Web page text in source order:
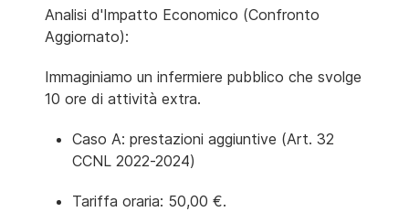
Analisi d'Impatto Economico (Confronto
Aggiornato):
Immaginiamo un infermiere pubblico che svolge
10 ore di attività extra.
Caso A: prestazioni aggiuntive (Art. 32
CCNL 2022-2024)
Tariffa oraria: 50,00 €.